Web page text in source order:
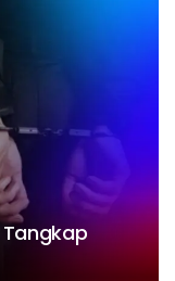
Tangkap